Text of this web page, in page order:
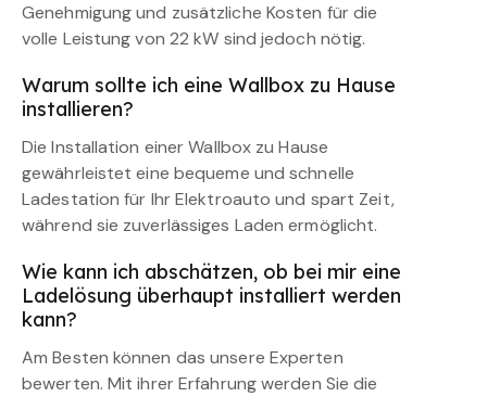
Genehmigung und zusätzliche Kosten für die
volle Leistung von 22 kW sind jedoch nötig.
Warum sollte ich eine Wallbox zu Hause
installieren?
Die Installation einer Wallbox zu Hause
gewährleistet eine bequeme und schnelle
Ladestation für Ihr Elektroauto und spart Zeit,
während sie zuverlässiges Laden ermöglicht.
Wie kann ich abschätzen, ob bei mir eine
Ladelösung überhaupt installiert werden
kann?
Am Besten können das unsere Experten
bewerten. Mit ihrer Erfahrung werden Sie die